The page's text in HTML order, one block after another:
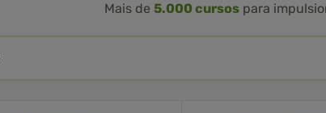
Mais de 5.000 cursos para